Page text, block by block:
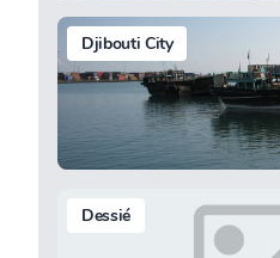
Djibouti City
Dessié